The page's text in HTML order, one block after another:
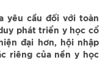
yêu cầu đối với toàn
phát triển y học cổ
đại hơn, hội nhập
riêng của nền y học